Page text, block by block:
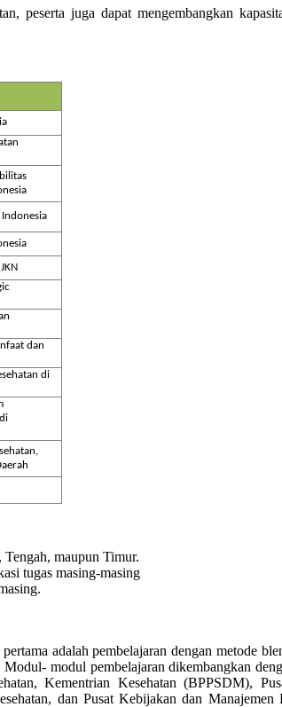
peserta juga dapat mengembangkan
dan
di
maupun Timur.
tugas masing-masing
adalah pembelajaran dengan metode
modul pembelajaran dikembangkan
Kementrian Kesehatan (BPPSDM),
dan Pusat Kebijakan dan Manajemen